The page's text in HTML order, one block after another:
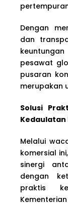
Dengan
dan
pesawat
pusaran
merupakan
Solusi
Kedaulatan
Melalui
komersial
sinergi
dengan
praktis